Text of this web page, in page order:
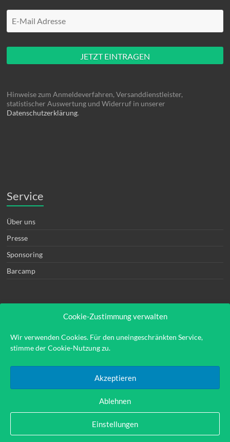
Cookie-Zustimmung verwalten
Wir verwenden Cookies. Für den uneingeschränkten Service,
stimme der Cookie-Nutzung zu.
Akzeptieren
Ablehnen
Einstellungen
Hinweise zum Anmeldeverfahren, Versanddienstleister,
statistischer Auswertung und Widerruf in unserer
Datenschutzerklärung.
Service
Über uns
Presse
Sponsoring
Barcamp
Kontakt
Impressum
Copyright © 2026Hinweis:Links auf externe Seiten sind sog. Affiliate-Links durch